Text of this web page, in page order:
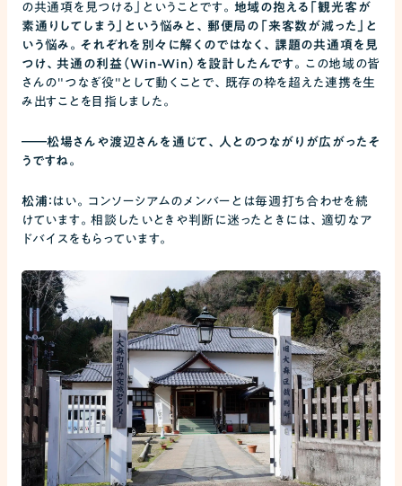
の共通項を見つける」ということです。 地域の抱える「観光客が
素通りしてしまう」という悩みと、郵便局の「来客数が減った」と
いう悩み。それぞれを別々に解くのではなく、課題の共通項を見
つけ、共通の利益（Win-Win）を設計したんです。 この地域の皆
さんの"つなぎ役"として動くことで、既存の枠を超えた連携を生
み出すことを目指しました。
――松場さんや渡辺さんを通じて、人とのつながりが広がったそ
うですね。
松浦： はい。コンソーシアムのメンバーとは毎週打ち合わせを続
けています。相談したいときや判断に迷ったときには、適切なア
ドバイスをもらっています。